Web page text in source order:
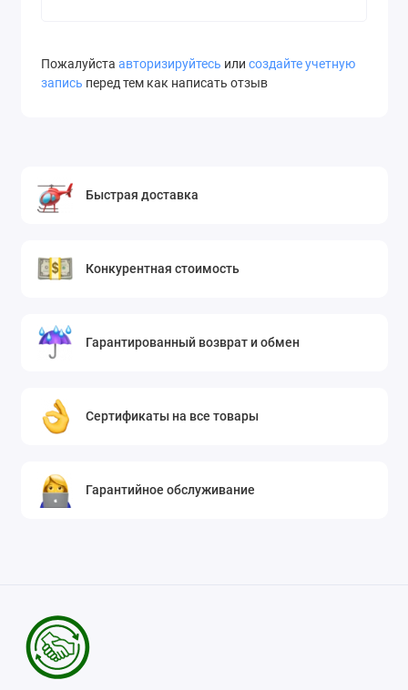
Пожалуйста авторизируйтесь или создайте учетную
запись перед тем как написать отзыв
Быстрая доставка
Конкурентная стоимость
Гарантированный возврат и обмен
Сертификаты на все товары
Гарантийное обслуживание